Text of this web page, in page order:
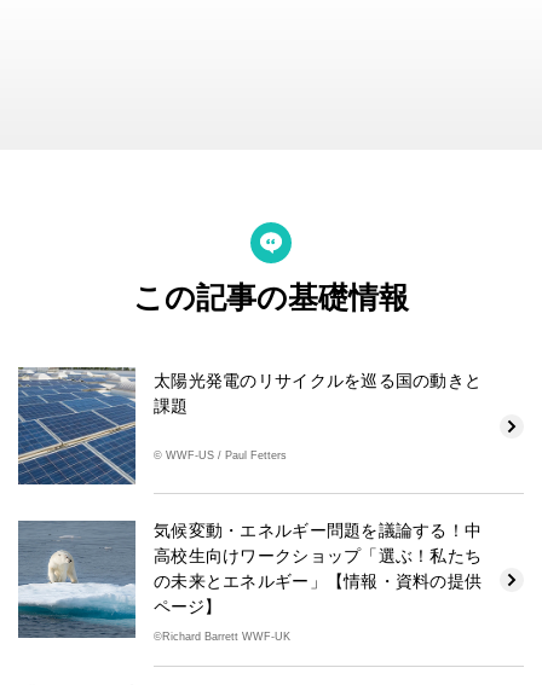
この記事の基礎情報
太陽光発電のリサイクルを巡る国の動きと
課題
© WWF-US / Paul Fetters
気候変動・エネルギー問題を議論する！中
高校生向けワークショップ「選ぶ！私たち
の未来とエネルギー」【情報・資料の提供
ページ】
©Richard Barrett WWF-UK